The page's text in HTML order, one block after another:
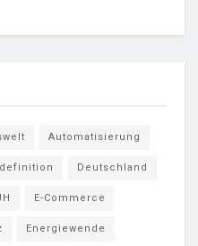
Automatisierung
definition Deutschland
E-Commerce
Energiewende